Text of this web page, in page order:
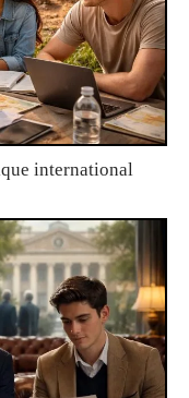
international